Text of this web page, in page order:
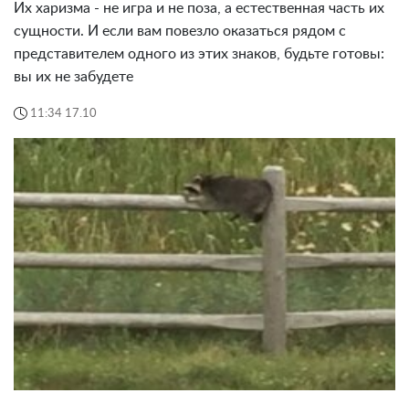
Их харизма - не игра и не поза, а естественная часть их
сущности. И если вам повезло оказаться рядом с
представителем одного из этих знаков, будьте готовы:
вы их не забудете
11:34 17.10